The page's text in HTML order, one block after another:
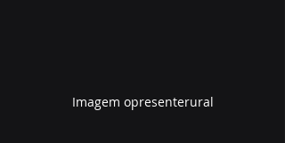
Imagem opresenterural